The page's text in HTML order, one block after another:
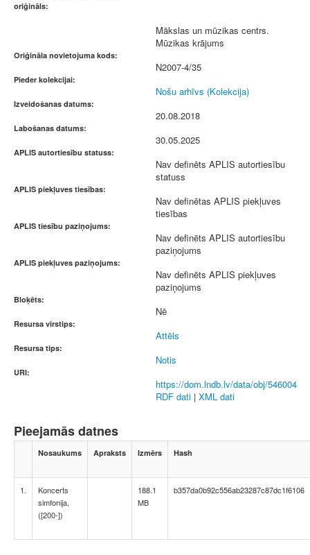
oriģināls:
Mākslas un mūzikas centrs.
Mūzikas krājums
Oriģināla novietojuma kods:
N2007-4/35
Pieder kolekcijai:
Nošu arhīvs (Kolekcija)
Izveidošanas datums:
20.08.2018
Labošanas datums:
30.05.2025
APLIS autortiesību statuss:
Nav definēts APLIS autortiesību
statuss
APLIS piekļuves tiesības:
Nav definētas APLIS piekļuves
tiesības
APLIS tiesību paziņojums:
Nav definēts APLIS autortiesību
paziņojums
APLIS piekļuves paziņojums:
Nav definēts APLIS piekļuves
paziņojums
Bloķēts:
Nē
Resursa virstips:
Attēls
Resursa tips:
Notis
URI:
https://dom.lndb.lv/data/obj/546004
RDF dati | XML dati
Pieejamās datnes
Nosaukums Apraksts Izmērs Hash
1.
Koncerts
simfonija,
([200-])
188.1
MB
b357da0b92c556ab23287c87dc1f6106